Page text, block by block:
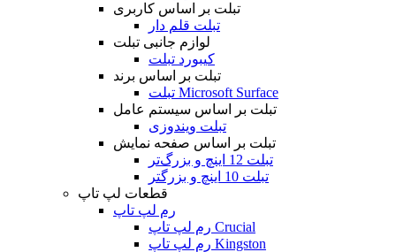
تبلت بر اساس کاربری
تبلت قلم دار
لوازم جانبی تبلت
کیبورد تبلت
تبلت بر اساس برند
تبلت Microsoft Surface
تبلت بر اساس سیستم عامل
تبلت ویندوزی
تبلت بر اساس صفحه نمایش
تبلت 12 اینچ و بزرگ‌تر
تبلت 10 اینچ و بزرگتر
قطعات لپ تاپ
رم لپ تاپ
رم لپ تاپ Crucial
رم لپ تاپ Kingston